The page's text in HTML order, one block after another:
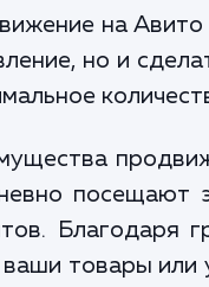
на Авито
но и
посещают
Благодаря
товары или